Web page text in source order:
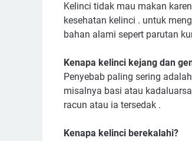
Kelinci tidak mau makan
kesehatan kelinci . untuk
bahan alami sepert parutan
Kenapa kelinci kejang dan
Penyebab paling sering
misalnya basi atau
racun atau ia tersedak .
Kenapa kelinci berekalahi?